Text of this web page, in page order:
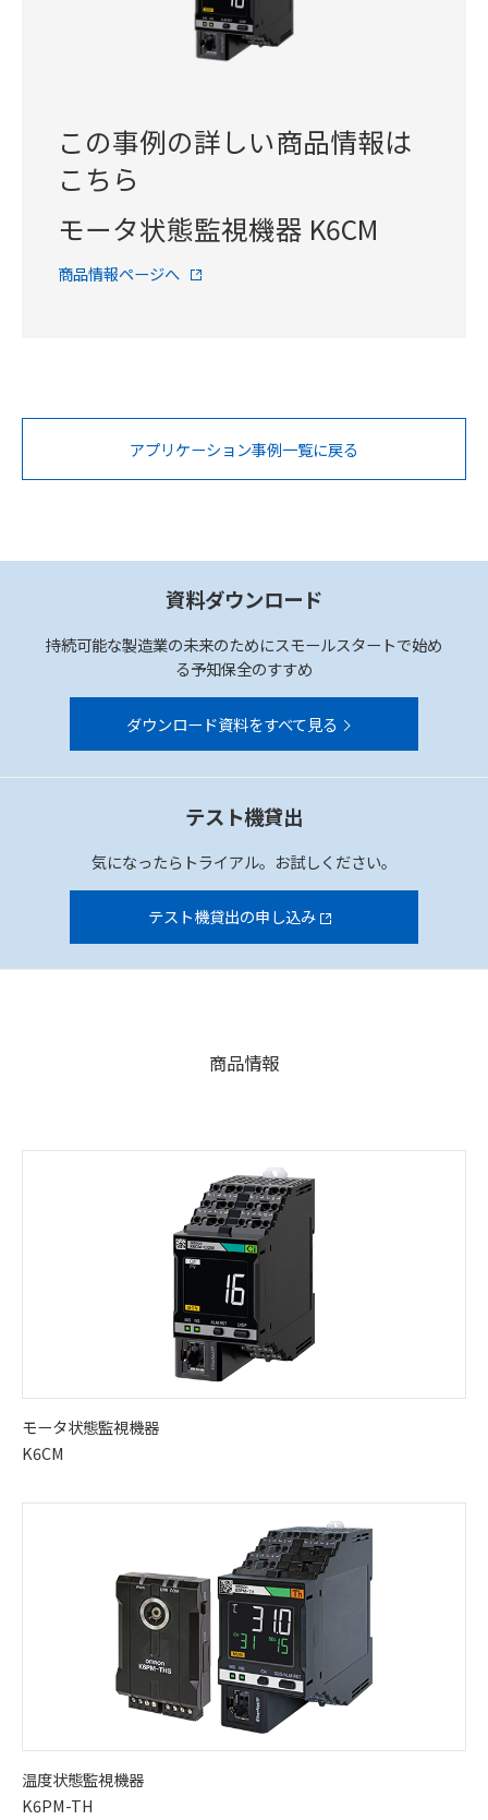
この事例の詳しい商品情報は
こちら
モータ状態監視機器 K6CM
商品情報ページへ
アプリケーション事例一覧に戻る
資料ダウンロード
持続可能な製造業の未来のためにスモールスタートで始め
る予知保全のすすめ
ダウンロード資料をすべて見る
テスト機貸出
気になったらトライアル。お試しください。
テスト機貸出の申し込み
商品情報
モータ状態監視機器
K6CM
温度状態監視機器
K6PM-TH